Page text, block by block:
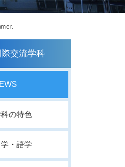
際交流学科
の特色
・語学